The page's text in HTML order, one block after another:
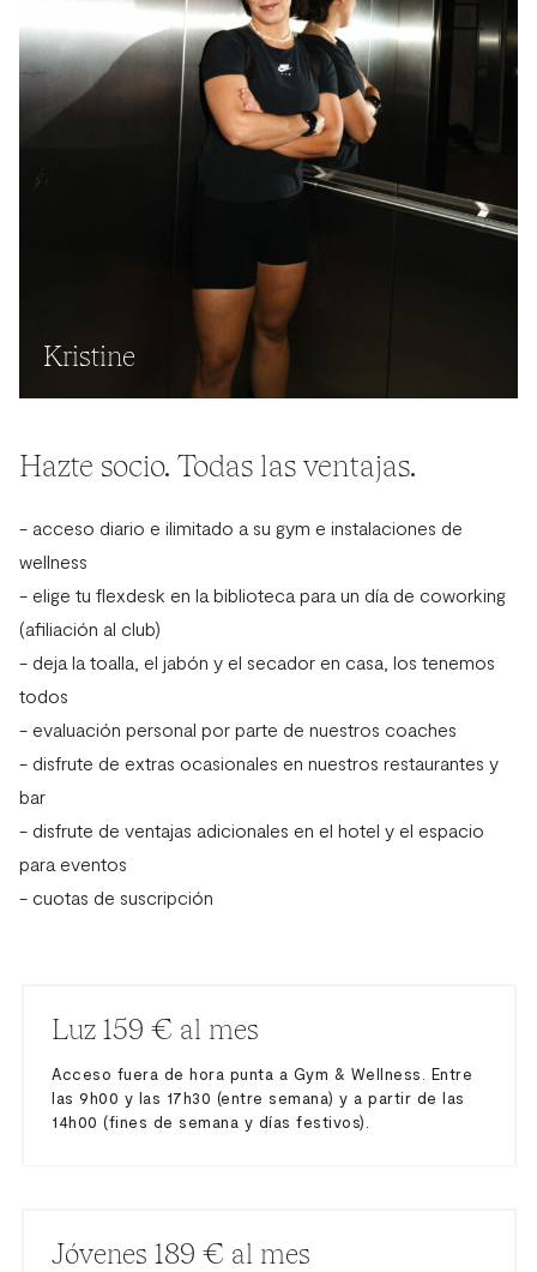
Kristine
Hazte socio. Todas las ventajas.
- acceso diario e ilimitado a su gym e instalaciones de
wellness
- elige tu flexdesk en la biblioteca para un día de coworking
(afiliación al club)
- deja la toalla, el jabón y el secador en casa, los tenemos
todos
- evaluación personal por parte de nuestros coaches
- disfrute de extras ocasionales en nuestros restaurantes y
bar
- disfrute de ventajas adicionales en el hotel y el espacio
para eventos
- cuotas de suscripción
Luz 159 € al mes
Acceso fuera de hora punta a Gym & Wellness. Entre
las 9h00 y las 17h30 (entre semana) y a partir de las
14h00 (fines de semana y días festivos).
Jóvenes 189 € al mes